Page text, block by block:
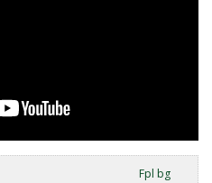
Fpl bg